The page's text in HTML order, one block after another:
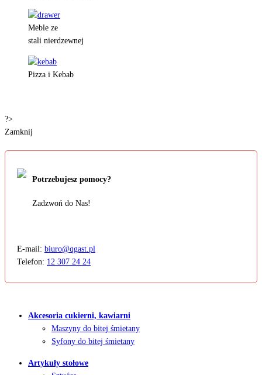
Meble ze
stali nierdzewnej
Pizza i Kebab
?>
Zamknij
Potrzebujesz pomocy?
Zadzwoń do Nas!
E-mail: biuro@qgast.pl
Telefon: 12 307 24 24
Akcesoria cukierni, kawiarni
Maszyny do bitej śmietany
Syfony do bitej śmietany
Artykuły stołowe